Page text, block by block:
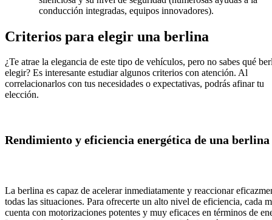
conducción integradas, equipos innovadores).
Criterios para elegir una berlina
¿Te atrae la elegancia de este tipo de vehículos, pero no sabes qué
elegir? Es interesante estudiar algunos criterios con atención. Al
correlacionarlos con tus necesidades o expectativas, podrás afinar tu
elección.
Rendimiento y eficiencia energética de una berlina
La berlina es capaz de acelerar inmediatamente y reaccionar
todas las situaciones. Para ofrecerte un alto nivel de eficiencia, cada
cuenta con motorizaciones potentes y muy eficaces en términos de